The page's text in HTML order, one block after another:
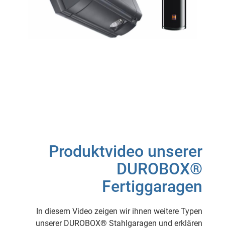
Produktvideo unserer
DUROBOX®
Fertiggaragen
In diesem Video zeigen wir ihnen weitere Typen
unserer DUROBOX® Stahlgaragen und erklären